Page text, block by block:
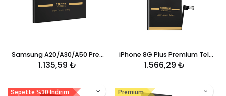
Samsung A20/A30/A50 Premium Telefon Bataryası 4.000 mAh
1.135,59 ₺
iPhone 8G Plus Premium Telefon Bataryası 3420 mAh
1.566,29 ₺
Sepette %30 İndirim Premium